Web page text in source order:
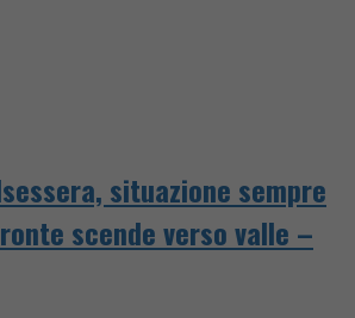
situazione sempre
scende verso valle –